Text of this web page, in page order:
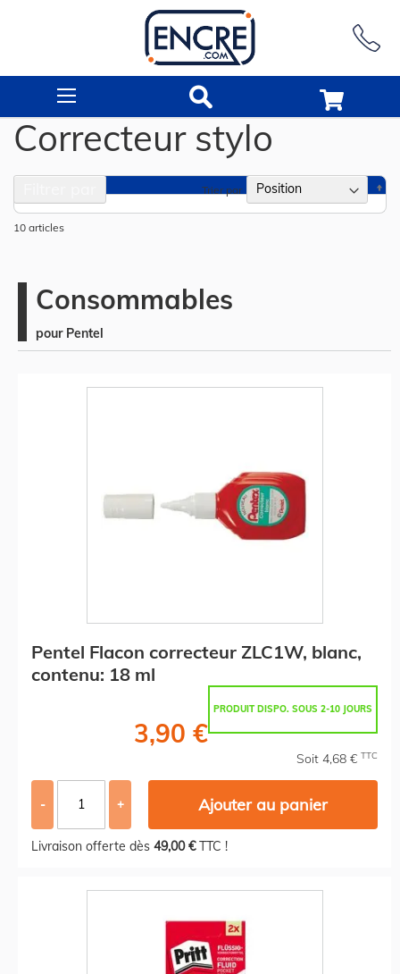
Correcteur stylo
10 articles
Trier par
Consommables
pour Pentel
Pentel Flacon correcteur ZLC1W, blanc,
contenu: 18 ml
PRODUIT DISPO. SOUS 2-10 JOURS
3,90 €
Soit 4,68 € TTC
- + Ajouter au panier
Livraison offerte dès 49,00 €TTC !